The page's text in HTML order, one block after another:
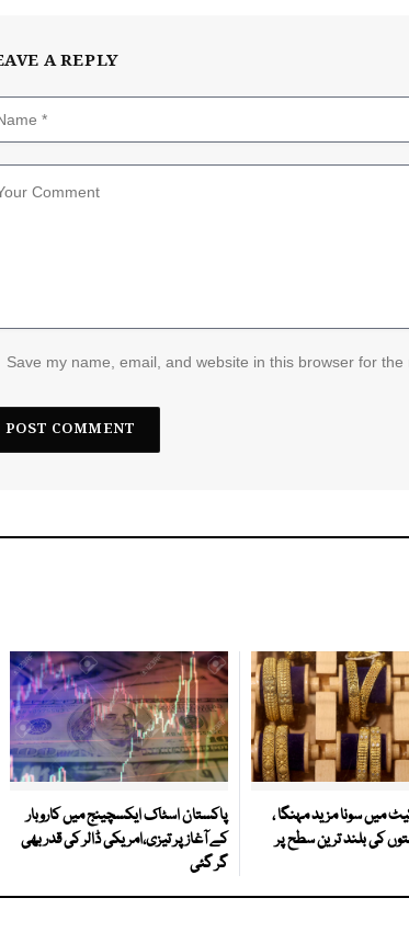
A REPLY
Save my name, email, and website in this browser for the
میں سونا مزید مہنگا ،
7 ہفتوں کی بلند ترین سطح پر
پاکستان اسٹاک ایکسچینج میں کاروبار
کے آغاز پر تیزی،امریکی ڈالر کی قدر بھی
گر گئی